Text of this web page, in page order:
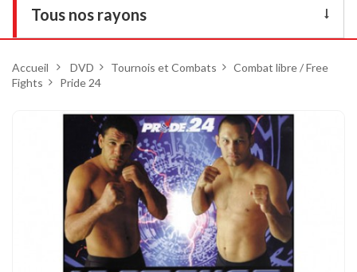
Tous nos rayons
DVD
Armes
Tenues
Chaussures
Protections
Cible de frappe
Condition physique
Accueil > DVD > Tournois et Combats > Combat libre / Free
Fights > Pride 24